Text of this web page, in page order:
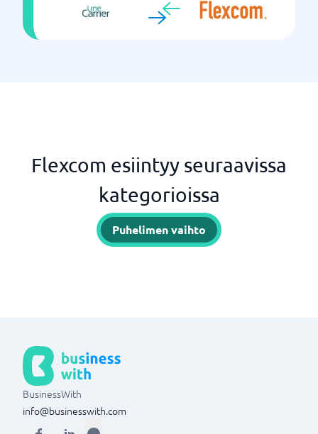
Flexcom esiintyy seuraavissa
kategorioissa
Puhelimen vaihto
BusinessWith
info@businesswith.com